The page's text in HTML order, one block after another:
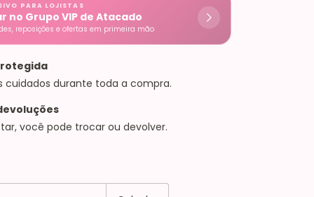
PARA LOJISTAS
no Grupo VIP de Atacado
reposições e ofertas em primeira mão
cuidados durante toda a compra.
você pode trocar ou devolver.